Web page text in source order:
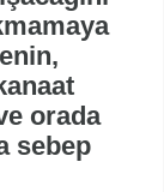
orada
sebep